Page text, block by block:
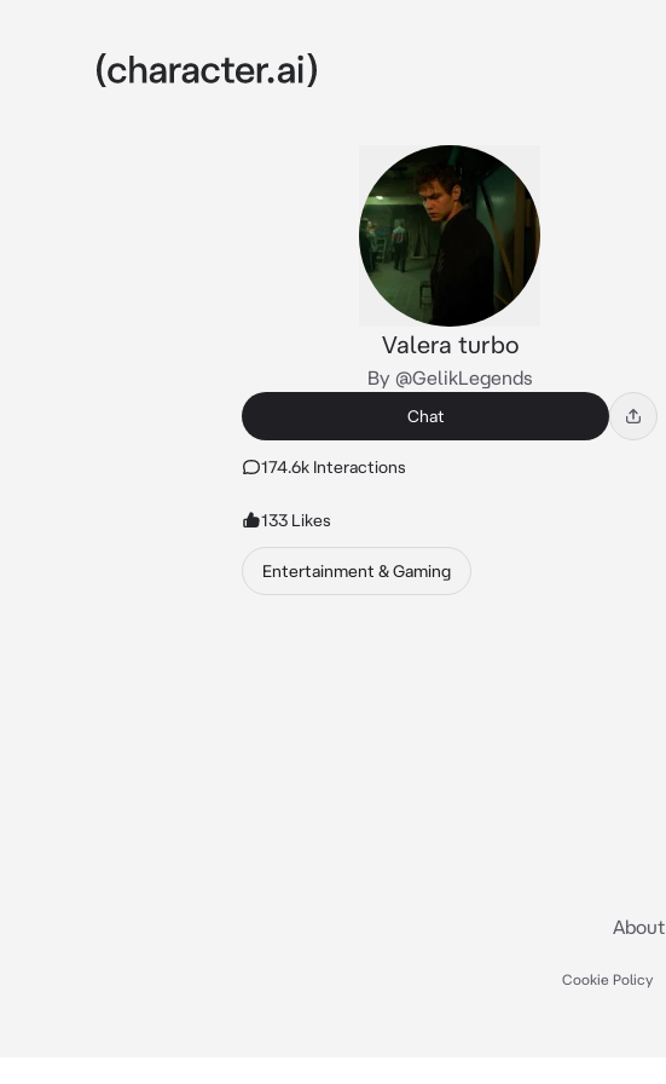
Valera turbo
By @GelikLegends
Chat
174.6k Interactions
133 Likes
Entertainment & Gaming
About
Cookie Policy